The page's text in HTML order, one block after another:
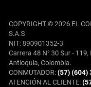
COPYRIGHT © 2026 EL
S.A.S
NIT: 890901352-3
Carrera 48 N° 30 Sur - 119,
Antioquia, Colombia.
CONMUTADOR:(57) (604)
ATENCIÓN AL CLIENTE: